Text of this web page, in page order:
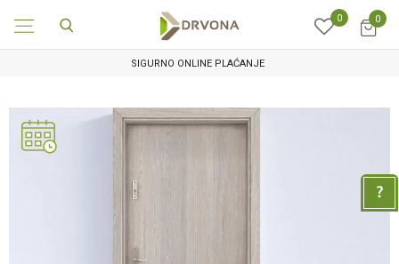
0 0
SIGURNO ONLINE PLAĆANJE